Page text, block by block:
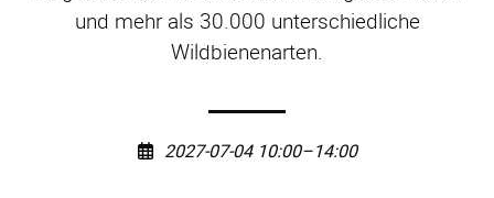
und mehr als 30.000 unterschiedliche
Wildbienenarten.
2027-07-04 10:00–14:00